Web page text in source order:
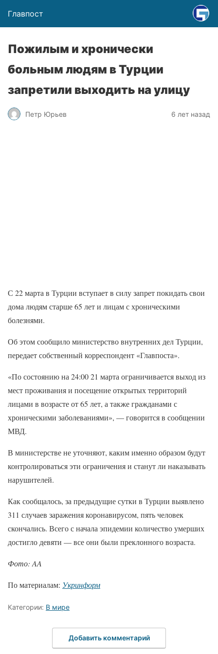
Главпост
Пожилым и хронически
больным людям в Турции
запретили выходить на улицу
Петр Юрьев 6 лет назад
С 22 марта в Турции вступает в силу запрет покидать свои
дома людям старше 65 лет и лицам с хроническими
болезнями.
Об этом сообщило министерство внутренних дел Турции,
передает собственный корреспондент «Главпоста».
«По состоянию на 24:00 21 марта ограничивается выход из
мест проживания и посещение открытых территорий
лицами в возрасте от 65 лет, а также гражданами с
хроническими заболеваниями», — говорится в сообщении
МВД.
В министерстве не уточняют, каким именно образом будут
контролироваться эти ограничения и станут ли наказывать
нарушителей.
Как сообщалось, за предыдущие сутки в Турции выявлено
311 случаев заражения коронавирусом, пять человек
скончались. Всего с начала эпидемии количество умерших
достигло девяти — все они были преклонного возраста.
Фото: AA
По материалам: Укринформ
Категории: В мире
Добавить комментарий